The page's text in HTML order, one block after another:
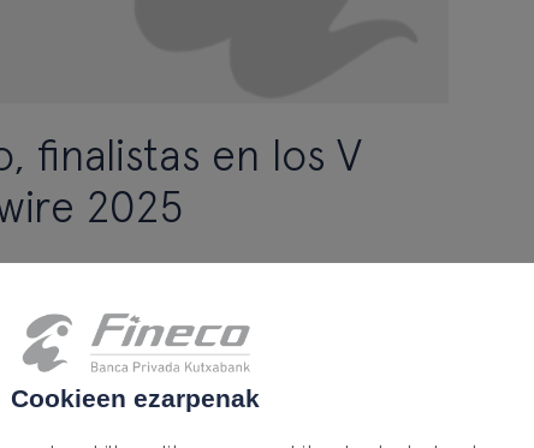
finalistas en los V
2025
Privada Kutxabank han sido seleccionados
2025, un reconocimiento que destaca la
grandes patrimonios.
Cookieen ezarpenak